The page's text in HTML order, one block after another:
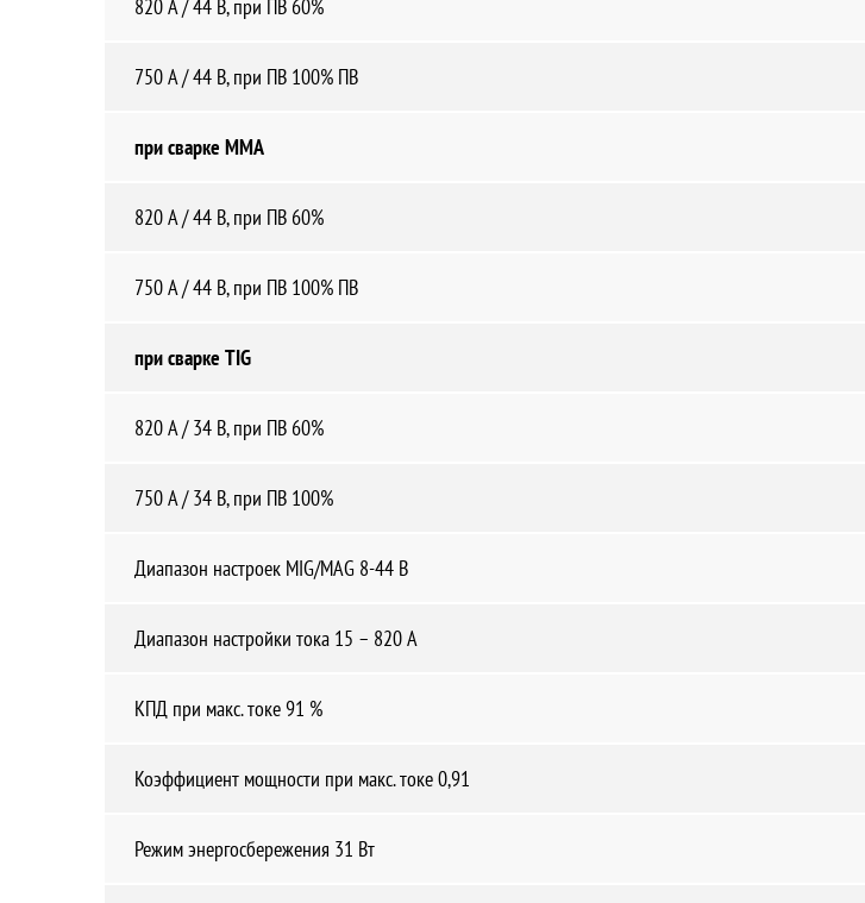
820 A / 44 В, при ПВ 60%
750 A / 44 В, при ПВ 100% ПВ
при сварке ММА
820 A / 44 В, при ПВ 60%
750 A / 44 В, при ПВ 100% ПВ
при сварке TIG
820 A / 34 В, при ПВ 60%
750 A / 34 В, при ПВ 100%
Диапазон настроек MIG/MAG 8-44 В
Диапазон настройки тока 15 – 820 А
КПД при макс. токе 91 %
Коэффициент мощности при макс. токе 0,91
Режим энергосбережения 31 Вт